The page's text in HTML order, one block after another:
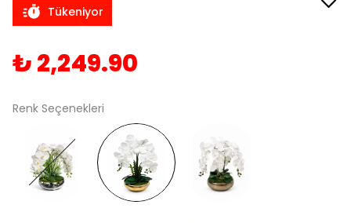
Tükeniyor
₺ 2,249.90
Renk Seçenekleri